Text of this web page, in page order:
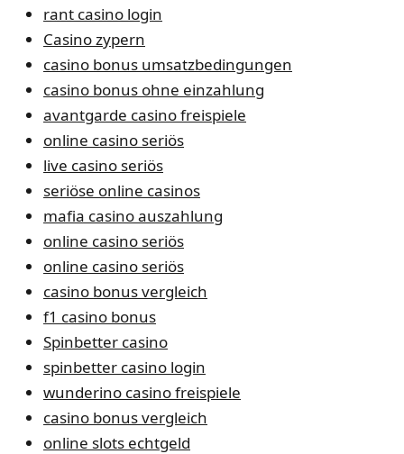
rant casino login
Casino zypern
casino bonus umsatzbedingungen
casino bonus ohne einzahlung
avantgarde casino freispiele
online casino seriös
live casino seriös
seriöse online casinos
mafia casino auszahlung
online casino seriös
online casino seriös
casino bonus vergleich
f1 casino bonus
Spinbetter casino
spinbetter casino login
wunderino casino freispiele
casino bonus vergleich
online slots echtgeld